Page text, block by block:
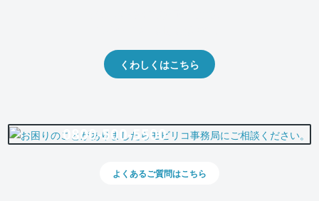
くわしくはこちら
0800-500-5500
よくあるご質問はこちら